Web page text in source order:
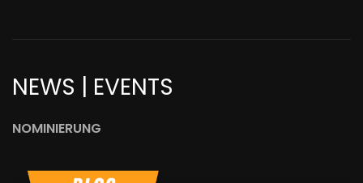
NEWS | EVENTS
NOMINIERUNG